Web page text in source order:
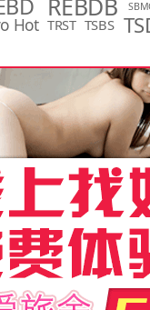
REBDB
Hot TRST TSBS